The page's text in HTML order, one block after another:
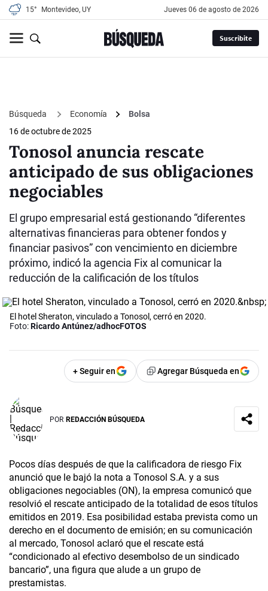
15° Montevideo, UY jueves 06 de agosto de 2026
Suscribite
Búsqueda Economía
Bolsa
16 de octubre de 2025
Tonosol anuncia rescate
anticipado de sus obligaciones
negociables
El grupo empresarial está gestionando “diferentes
alternativas financieras para obtener fondos y
financiar pasivos” con vencimiento en diciembre
próximo, indicó la agencia Fix al comunicar la
reducción de la calificación de los títulos
El hotel Sheraton, vinculado a Tonosol, cerró en 2020.
Foto:Ricardo Antúnez/adhocFOTOS
+ Seguir en Agregar Búsqueda en
POR REDACCIÓN BÚSQUEDA
Pocos días después de que la calificadora de riesgo Fix
anunció que le bajó la nota a Tonosol S.A. y a sus
obligaciones negociables (ON), la empresa comunicó que
resolvió el rescate anticipado de la totalidad de esos títulos
emitidos en 2019. Esa posibilidad estaba prevista como un
derecho en el documento de emisión; en su comunicación
al mercado, Tonosol aclaró que el rescate está
“condicionado al efectivo desembolso de un sindicado
bancario”, una figura que alude a un grupo de
prestamistas.